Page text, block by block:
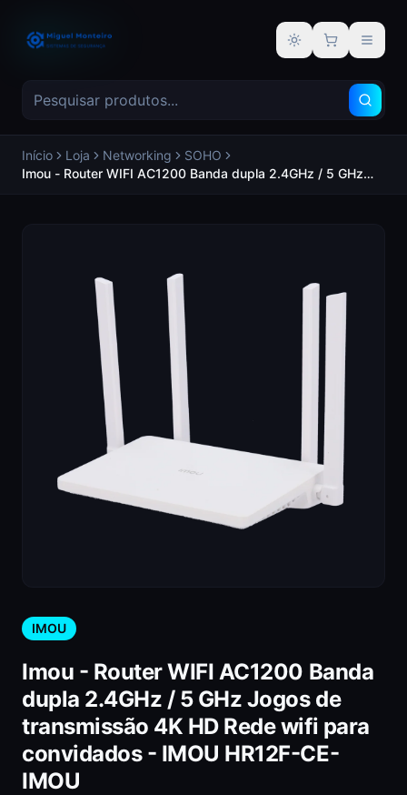
Alternar tema
Início Loja Networking
SOHO
Imou - Router WIFI AC1200 Banda dupla 2.4GHz / 5 GHz
IMOU
Imou - Router WIFI AC1200 Banda
dupla 2.4GHz / 5 GHz Jogos de
transmissão 4K HD Rede wifi para
convidados - IMOU HR12F-CE-
IMOU